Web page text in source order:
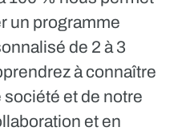
un programme
de 2 à 3
à connaître
société et de notre
et en